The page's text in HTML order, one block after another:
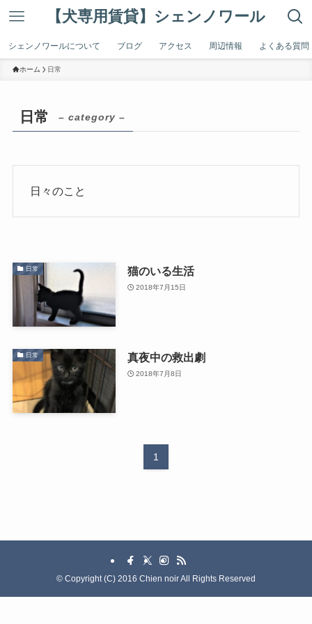
【犬専用賃貸】シェンノワール
シェンノワールについて ブログ アクセス 周辺情報 よくある質問
ホーム 日常
日常 – category –
日々のこと
日常 猫のいる生活
2018年7月15日
日常 真夜中の救出劇
2018年7月8日
1
© Copyright (C) 2016 Chien noir All Rights Reserved